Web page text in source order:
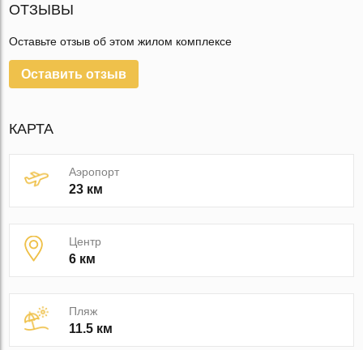
ОТЗЫВЫ
Оставьте отзыв об этом жилом комплексе
Оставить отзыв
КАРТА
Аэропорт
23 км
Центр
6 км
Пляж
11.5 км